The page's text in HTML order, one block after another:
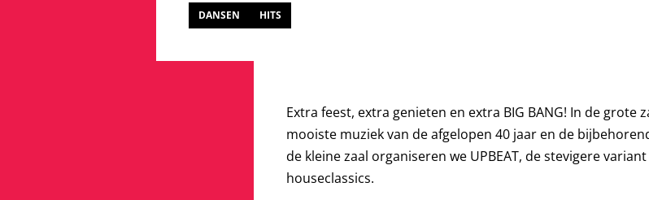
DANSEN HITS
Extra feest, extra genieten en extra BIG BANG! In de grote
mooiste muziek van de afgelopen 40 jaar en de
de kleine zaal organiseren we UPBEAT, de stevigere
houseclassics.